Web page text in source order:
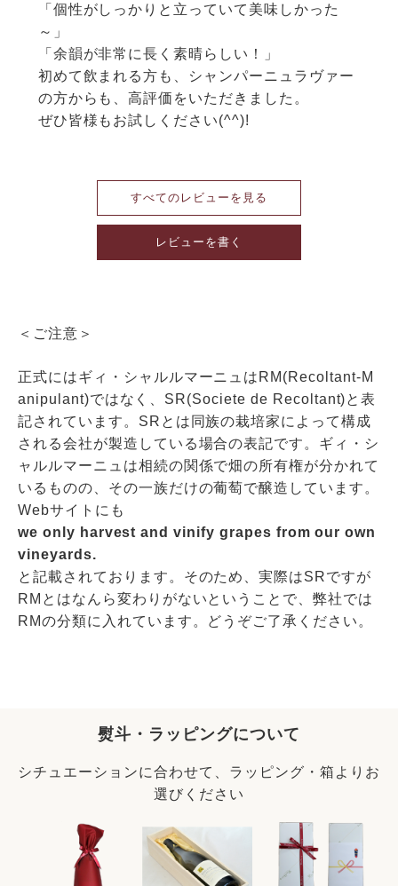
「個性がしっかりと立っていて美味しかった
～」
「余韻が非常に長く素晴らしい！」
初めて飲まれる方も、シャンパーニュラヴァー
の方からも、高評価をいただきました。
ぜひ皆様もお試しください(^^)!
すべてのレビューを見る
レビューを書く
＜ご注意＞
正式にはギィ・シャルルマーニュはRM(Recoltant-M
anipulant)ではなく、SR(Societe de Recoltant)と表
記されています。SRとは同族の栽培家によって構成
される会社が製造している場合の表記です。ギィ・シ
ャルルマーニュは相続の関係で畑の所有権が分かれて
いるものの、その一族だけの葡萄で醸造しています。
Webサイトにも
we only harvest and vinify grapes from our own
vineyards.
と記載されております。そのため、実際はSRですが
RMとはなんら変わりがないということで、弊社では
RMの分類に入れています。どうぞご了承ください。
熨斗・ラッピングについて
シチュエーションに合わせて、ラッピング・箱よりお
選びください